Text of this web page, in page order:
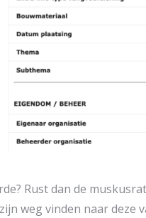
Rust dan de
weg vinden naar deze